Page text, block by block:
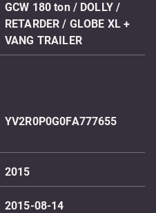
GCW 180 ton / DOLLY /
RETARDER / GLOBE XL +
VANG TRAILER
YV2R0P0G0FA777655
2015
2015-08-14